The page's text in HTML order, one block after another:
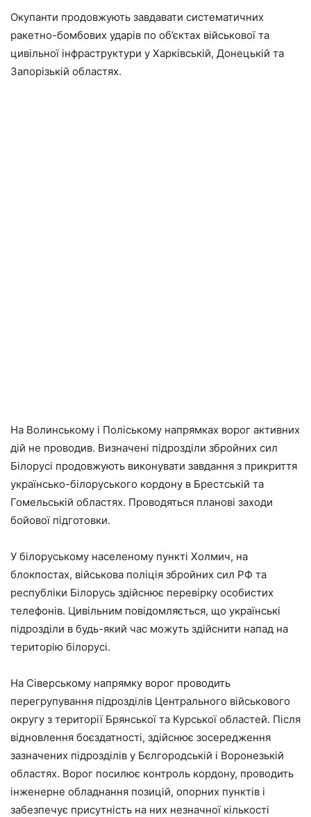
Окупанти продовжують завдавати систематичних
ракетно-бомбових ударів по об’єктах військової та
цивільної інфраструктури у Харківській, Донецькій та
Запорізькій областях.
На Волинському і Поліському напрямках ворог активних
дій не проводив. Визначені підрозділи збройних сил
Білорусі продовжують виконувати завдання з прикриття
українсько-білоруського кордону в Брестській та
Гомельській областях. Проводяться планові заходи
бойової підготовки.
У білоруському населеному пункті Холмич, на
блокпостах, військова поліція збройних сил РФ та
республіки Білорусь здійснює перевірку особистих
телефонів. Цивільним повідомляється, що українські
підрозділи в будь-який час можуть здійснити напад на
територію білорусі.
На Сіверському напрямку ворог проводить
перегрупування підрозділів Центрального військового
округу з території Брянської та Курської областей. Після
відновлення боєздатності, здійснює зосередження
зазначених підрозділів у Бєлгородській і Воронезькій
областях. Ворог посилює контроль кордону, проводить
інженерне обладнання позицій, опорних пунктів і
забезпечує присутність на них незначної кількості